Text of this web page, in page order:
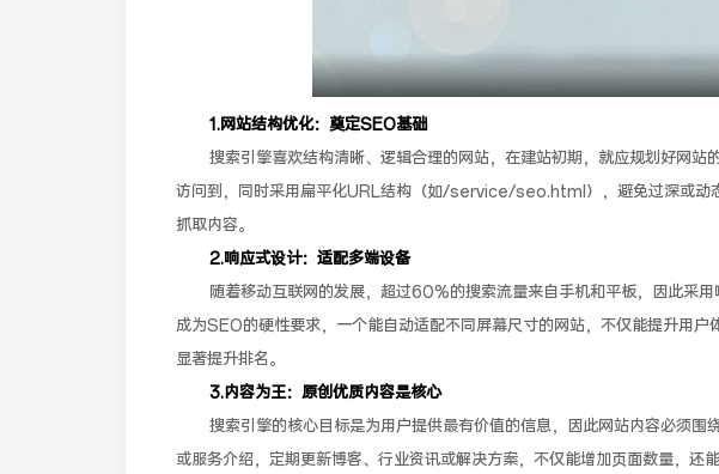
1.网站结构优化：奠定SEO基础
搜索引擎喜欢结构清晰、逻辑合理的网站，在建站初期，就应规划好网
访问到，同时采用扁平化URL结构（如/service/seo.html），避免过深或动
抓取内容。
2.响应式设计：适配多端设备
随着移动互联网的发展，超过60%的搜索流量来自手机和平板，因此
成为SEO的硬性要求，一个能自动适配不同屏幕尺寸的网站，不仅能提升用户
显著提升排名。
3.内容为王：原创优质内容是核心
搜索引擎的核心目标是为用户提供最有价值的信息，因此网站内容必须围
或服务介绍，定期更新博客、行业资讯或解决方案，不仅能增加页面数量，还